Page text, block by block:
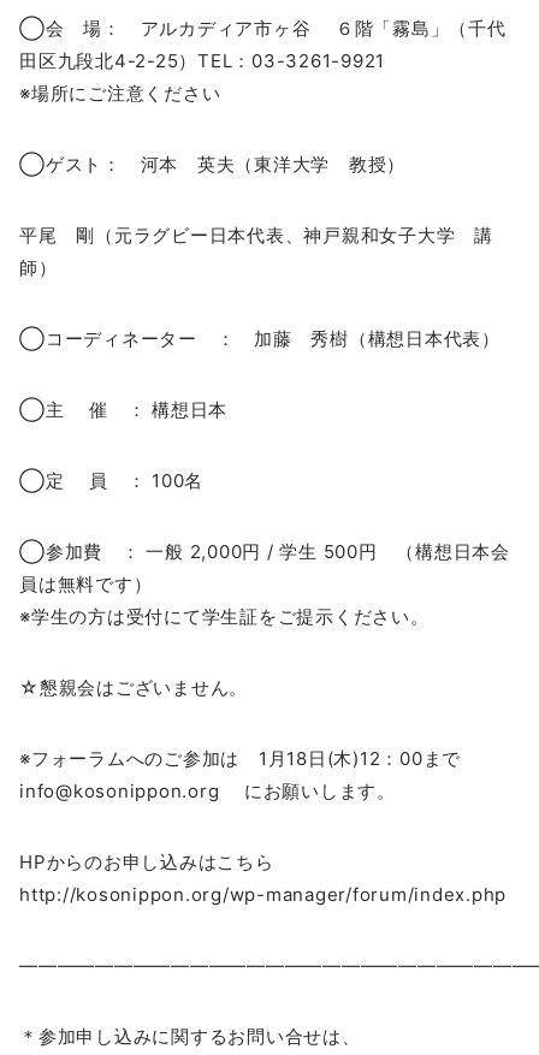
◯会 場： アルカディア市ヶ谷 ６階「霧島」（千代
田区九段北4-2-25）TEL：03-3261-9921
※場所にご注意ください
◯ゲスト： 河本 英夫（東洋大学 教授）
平尾 剛（元ラグビー日本代表、神戸親和女子大学 講
師）
◯コーディネーター ： 加藤 秀樹（構想日本代表）
◯主 催 ： 構想日本
◯定 員 ： 100名
◯参加費 ： 一般 2,000円 / 学生 500円 （構想日本会
員は無料です）
※学生の方は受付にて学生証をご提示ください。
☆懇親会はございません。
※フォーラムへのご参加は 1月18日(木)12：00まで
info@kosonippon.org にお願いします。
HPからのお申し込みはこちら
http://kosonippon.org/wp-manager/forum/index.php
＊参加申し込みに関するお問い合せは、